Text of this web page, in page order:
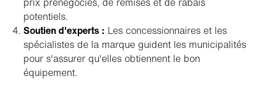
potentiels.
Soutien d'experts : Les concessionnaires et les
spécialistes de la marque guident les municipalités
pour s'assurer qu'elles obtiennent le bon
équipement.